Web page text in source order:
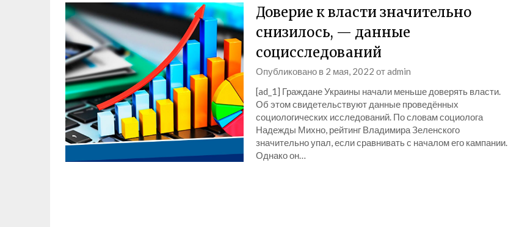
Доверие к власти значительно
снизилось, — данные
социсследований
Опубликовано в 2 мая, 2022 отadmin
[ad_1] Граждане Украины начали меньше доверять власти.
Об этом свидетельствуют данные проведённых
социологических исследований. По словам социолога
Надежды Михно, рейтинг Владимира Зеленского
значительно упал, если сравнивать с началом его кампании.
Однако он…